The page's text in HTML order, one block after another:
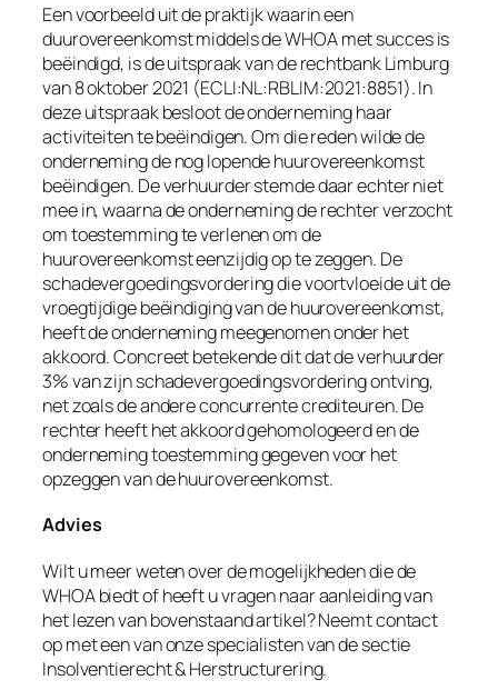
Een voorbeeld uit de praktijk waarin een
duurovereenkomst middels de WHOA met succes is
beëindigd, is de uitspraak van de rechtbank Limburg
van 8 oktober 2021 (ECLI:NL:RBLIM:2021:8851). In
deze uitspraak besloot de onderneming haar
activiteiten te beëindigen. Om die reden wilde de
onderneming de nog lopende huurovereenkomst
beëindigen. De verhuurder stemde daar echter niet
mee in, waarna de onderneming de rechter verzocht
om toestemming te verlenen om de
huurovereenkomst eenzijdig op te zeggen. De
schadevergoedingsvordering die voortvloeide uit de
vroegtijdige beëindiging van de huurovereenkomst,
heeft de onderneming meegenomen onder het
akkoord. Concreet betekende dit dat de verhuurder
3% van zijn schadevergoedingsvordering ontving,
net zoals de andere concurrente crediteuren. De
rechter heeft het akkoord gehomologeerd en de
onderneming toestemming gegeven voor het
opzeggen van de huurovereenkomst.
Advies
Wilt u meer weten over de mogelijkheden die de
WHOA biedt of heeft u vragen naar aanleiding van
het lezen van bovenstaand artikel? Neemt contact
op met een van onze specialisten van de sectie
Insolventierecht & Herstructurering.